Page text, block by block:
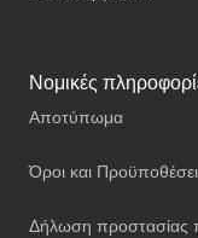
Νομικές
Αποτύπωμα
Όροι και
Δήλωση προστασίας